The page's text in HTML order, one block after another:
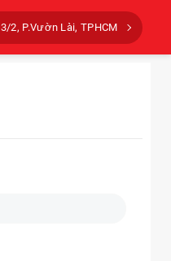
2, P.Vườn Lài, TPHCM